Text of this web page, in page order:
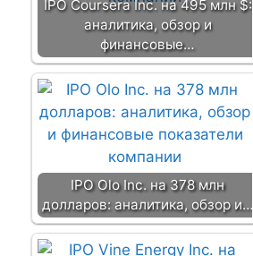
IPO Coursera Inc. на 495 млн $:
аналитика, обзор и
финансовые…
IPO Olo Inc. на 378 млн
долларов: аналитика, обзор и…